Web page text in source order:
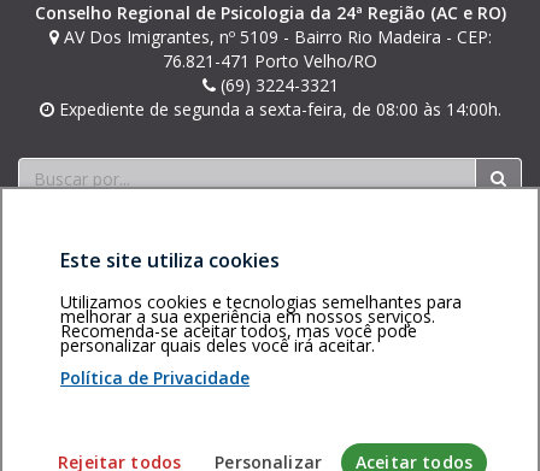
Conselho Regional de Psicologia da 24ª Região (AC e RO)
AV Dos Imigrantes, nº 5109 - Bairro Rio Madeira - CEP:
76.821-471 Porto Velho/RO
(69) 3224-3321
Expediente de segunda a sexta-feira, de 08:00 às 14:00h.
Buscar
Área restritaPolítica de
privacidadePersonalização
de cookies
Sistema desenvolvido pela Gerência de Tecnologia da
Este site utiliza cookies
Utilizamos cookies e tecnologias semelhantes para
melhorar a sua experiência em nossos serviços.
Recomenda-se aceitar todos, mas você pode
personalizar quais deles você irá aceitar.
Política de Privacidade
Rejeitar todos Personalizar Aceitar todos